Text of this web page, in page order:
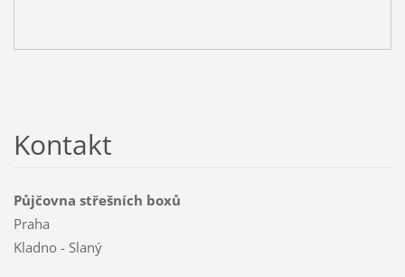
Kontakt
Půjčovna střešních boxů
Praha
Kladno - Slaný